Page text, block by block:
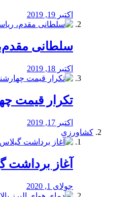
اکتبر 19, 2019
سلطانی
اکتبر 18, 2019
تکرار قیمت
اکتبر 17, 2019
کشاورزی
آغاز برداشت
جولای 1, 2020